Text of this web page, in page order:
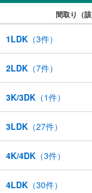
間取り（該
1LDK （3件）
2LDK （7件）
3K/3DK （1件）
3LDK （27件）
4K/4DK （3件）
4LDK （30件）